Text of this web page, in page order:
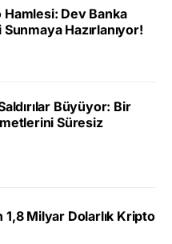
Hamlesi: Dev Banka
Hazırlanıyor!
Büyüyor: Bir
Süresiz
1,8 Milyar Dolarlık Kripto